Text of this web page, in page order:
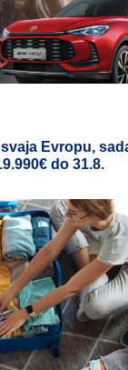
Evropu,
do 31.8.